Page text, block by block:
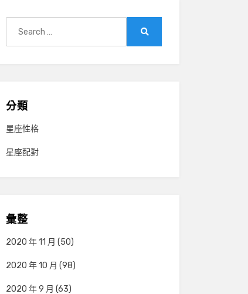
分類
星座性格
星座配對
彙整
2020 年 11 月 (50)
2020 年 10 月 (98)
2020 年 9 月 (63)